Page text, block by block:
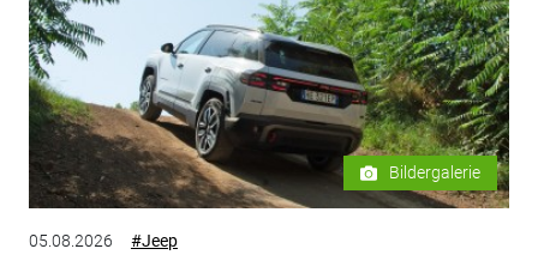
Bildergalerie
05.08.2026 #Jeep